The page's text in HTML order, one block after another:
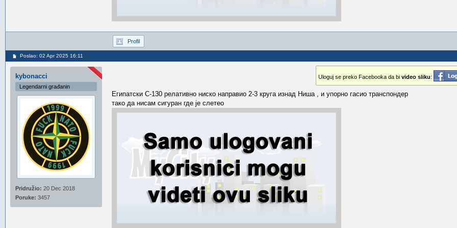
Profil
Poslao: 02 Apr 2025 16:11
kybonacci
Legendarni građanin
Pridružio: 20 Dec 2018
Poruke: 3457
Uloguj se preko Facebooka da bi video sliku:
Египатски C-130 релативно ниско направио 2-3 круга изнад Ниша , и упорно гасио транспондер
тако да нисам сигуран где је слетео